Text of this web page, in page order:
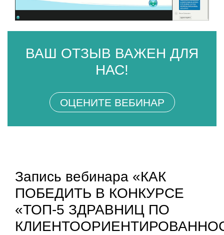
ВАШ ОТЗЫВ ВАЖЕН ДЛЯ
НАС!
ОЦЕНИТЕ ВЕБИНАР
Запись вебинара «КАК
ПОБЕДИТЬ В КОНКУРСЕ
«ТОП-5 ЗДРАВНИЦ ПО